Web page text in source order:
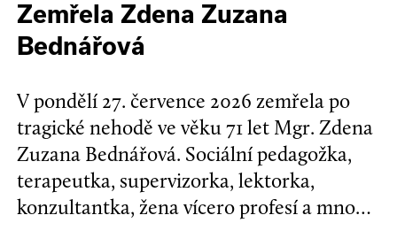
Zemřela Zdena Zuzana
Bednářová
V pondělí 27. července 2026 zemřela po
tragické nehodě ve věku 71 let Mgr. Zdena
Zuzana Bednářová. Sociální pedagožka,
terapeutka, supervizorka, lektorka,
konzultantka, žena vícero profesí a mnoha